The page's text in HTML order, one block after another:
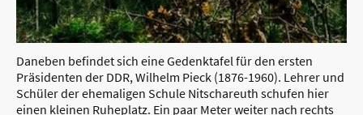
Daneben befindet sich eine Gedenktafel für den ersten
Präsidenten der DDR, Wilhelm Pieck (1876-1960). Lehrer und
Schüler der ehemaligen Schule Nitschareuth schufen hier
einen kleinen Ruheplatz. Ein paar Meter weiter nach rechts